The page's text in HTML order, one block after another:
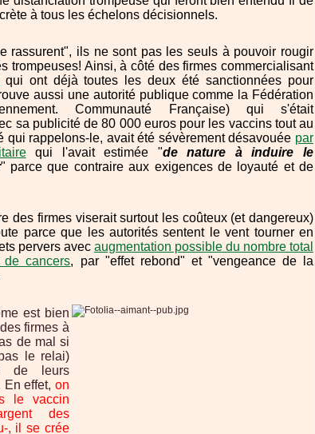
à tous les échelons décisionnels.
rassurent", ils ne sont pas les seuls à pouvoir rougir
trompeuses! Ainsi, à côté des firmes commercialisant
ont déjà toutes les deux été sanctionnées pour
aussi une autorité publique comme la Fédération
Communauté Française) qui s'était
sa publicité de 80 000 euros pour les vaccins tout au
qui rappelons-le, avait été sévèrement désavouée par
qui l'avait estimée "de nature à induire le
" parce que contraire aux exigences de loyauté et de
des firmes viserait surtout les coûteux (et dangereux)
parce que les autorités sentent le vent tourner en
pervers avec augmentation possible du nombre total
cancers, par "effet rebond" et "vengeance de la
est bien
firmes à
de mal si
le relai)
de leurs
effet, on
le vaccin
des
, il se crée